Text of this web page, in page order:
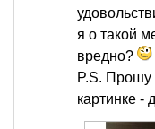
я о такой
вредно?
P.S. Прошу
картинке -